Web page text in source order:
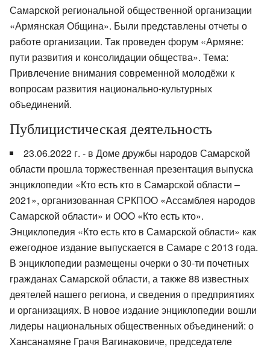
Самарской региональной общественной организации
«Армянская Община». Были представлены отчеты о
работе организации. Так проведен форум «Армяне:
пути развития и консолидации общества». Тема:
Привлечение внимания современной молодёжи к
вопросам развития национально-культурных
объединений.
Публицистическая деятельность
23.06.2022 г. - в Доме дружбы народов Самарской
области прошла торжественная презентация выпуска
энциклопедии «Кто есть кто в Самарской области –
2021», организованная СРКПОО «Ассамблея народов
Самарской области» и ООО «Кто есть кто».
Энциклопедия «Кто есть кто в Самарской области» как
ежегодное издание выпускается в Самаре с 2013 года.
В энциклопедии размещены очерки о 30-ти почетных
гражданах Самарской области, а также 88 известных
деятелей нашего региона, и сведения о предприятиях
и организациях. В новое издание энциклопедии вошли
лидеры национальных общественных объединений: о
Хансанамяне Грачя Вагинаковиче, председателе